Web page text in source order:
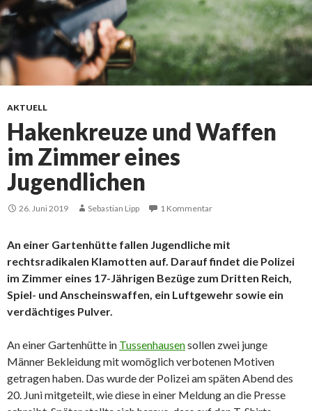
AKTUELL
Hakenkreuze und Waffen
im Zimmer eines
Jugendlichen
26. Juni 2019 Sebastian Lipp 1 Kommentar
An einer Gartenhütte fallen Jugendliche mit
rechtsradikalen Klamotten auf. Darauf findet die Polizei
im Zimmer eines 17-Jährigen Bezüge zum Dritten Reich,
Spiel- und Anscheinswaffen, ein Luftgewehr sowie ein
verdächtiges Pulver.
An einer Gartenhütte in Tussenhausensollen zwei junge
Männer Bekleidung mit womöglich verbotenen Motiven
getragen haben. Das wurde der Polizei am späten Abend des
20. Juni mitgeteilt, wie diese in einer Meldung an die Presse